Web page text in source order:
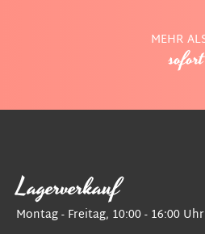
MEHR
Lagerverkauf
Montag - Freitag, 10:00 - 16:00 Uhr